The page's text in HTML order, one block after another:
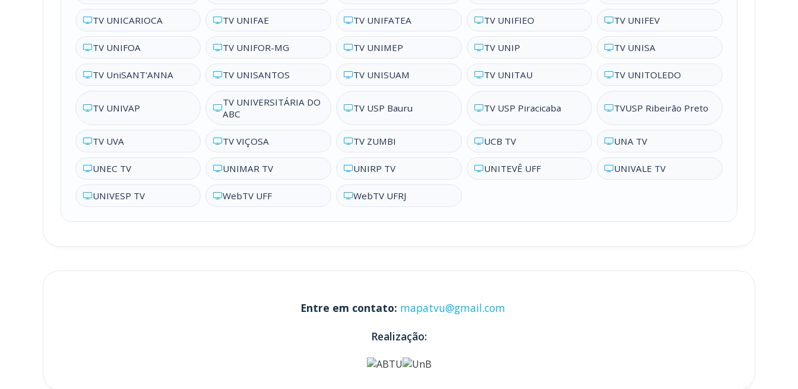
TV UNICARIOCA TV UNIFAE TV UNIFATEA TV UNIFIEO TV UNIFEV
TV UNIFOA TV UNIFOR-MG TV UNIMEP TV UNIP TV UNISA
TV UniSANT'ANNA TV UNISANTOS TV UNISUAM TV UNITAU TV UNITOLEDO
TV UNIVAP
TV UNIVERSITÁRIA DO
ABC
TV USP Bauru TV USP Piracicaba TVUSP Ribeirão Preto
TV UVA TV VIÇOSA TV ZUMBI UCB TV UNA TV
UNEC TV UNIMAR TV UNIRP TV UNITEVÊ UFF UNIVALE TV
UNIVESP TV WebTV UFF WebTV UFRJ
Entre em contato: mapatvu@gmail.com
Realização: